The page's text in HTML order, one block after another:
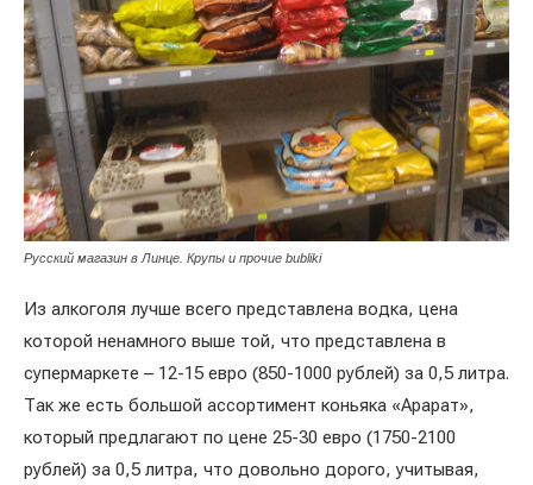
Русский магазин в Линце. Крупы и прочие bubliki
Из алкоголя лучше всего представлена водка, цена
которой ненамного выше той, что представлена в
супермаркете – 12-15 евро (850-1000 рублей) за 0,5 литра.
Так же есть большой ассортимент коньяка «Арарат»,
который предлагают по цене 25-30 евро (1750-2100
рублей) за 0,5 литра, что довольно дорого, учитывая,